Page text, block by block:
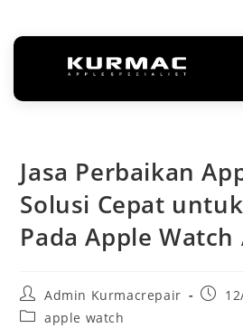
Jasa Perbaikan
Solusi Cepat
Pada Apple Watch
Admin Kurmacrepair
apple watch